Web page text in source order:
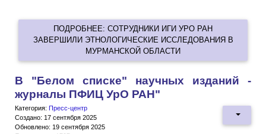
ПОДРОБНЕЕ: СОТРУДНИКИ ИГИ УРО РАН
ЗАВЕРШИЛИ ЭТНОЛОГИЧЕСКИЕ ИССЛЕДОВАНИЯ В
МУРМАНСКОЙ ОБЛАСТИ
В "Белом списке" научных изданий -
журналы ПФИЦ УрО РАН"
Категория: Пресс-центр
Создано: 17 сентября 2025
Обновлено: 19 сентября 2025